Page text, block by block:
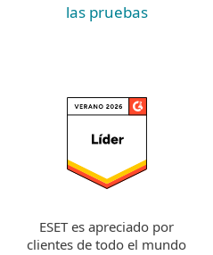
las pruebas
ESET es apreciado por
clientes de todo el mundo